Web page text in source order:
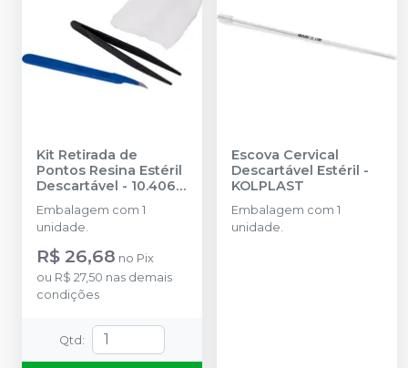
Kit Retirada de
Pontos Resina Estéril
Descartável - 10.4066
KOLPLAST
Embalagem com 1
unidade.
R$ 26,68 no Pix
ou R$ 27,50 nas demais
condições
Qtd:
Escova Cervical
Descartável Estéril -
KOLPLAST
Embalagem com 1
unidade.